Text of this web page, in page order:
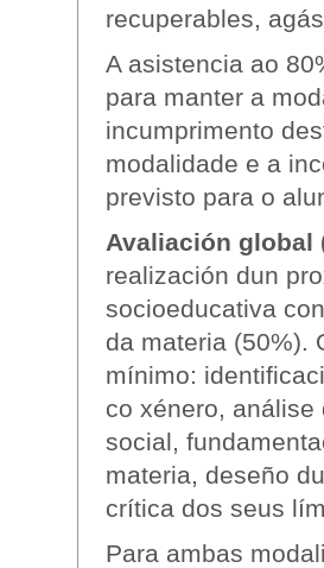
recuperables,
A asistencia ao
para manter a
incumprimento
modalidade e a
previsto para o
Avaliación global
realización dun
socioeducativa
da materia (50%).
mínimo:
co xénero,
social,
materia, deseño
crítica dos seus
Para ambas